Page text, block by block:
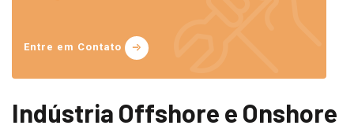
Entre em Contato
Indústria Offshore e Onshore